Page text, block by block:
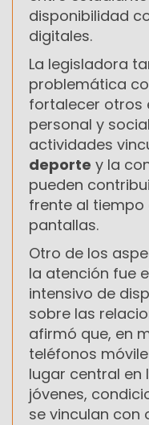
disponibilidad
digitales.
La legisladora
problemática
fortalecer otros
personal y
actividades
deporte y la
pueden
frente al tiempo
pantallas.
Otro de los
la atención fue
intensivo de
sobre las
afirmó que, en
teléfonos
lugar central en
jóvenes,
se vinculan con